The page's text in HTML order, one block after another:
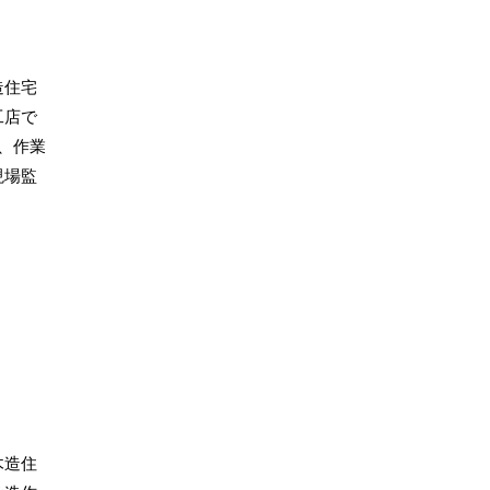
住宅
店で
作業
場監
造住